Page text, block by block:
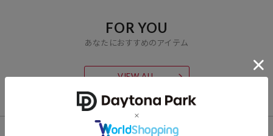
FOR YOU
あなたにおすすめのアイテム
VIEW ALL